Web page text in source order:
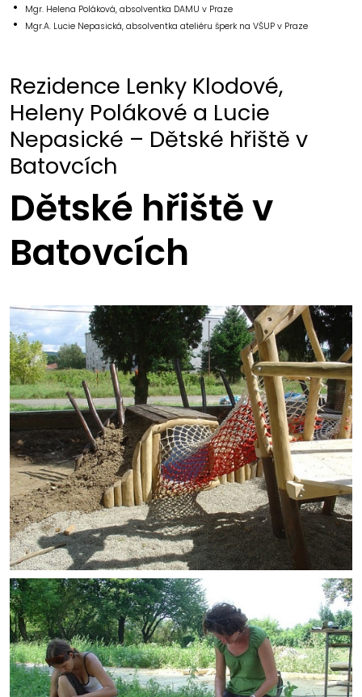
Mgr. Helena Poláková, absolventka DAMU v Praze
Mgr.A. Lucie Nepasická, absolventka ateliéru šperk na VŠUP v Praze
Rezidence Lenky Klodové,
Heleny Polákové a Lucie
Nepasické – Dětské hřiště v
Batovcích
Dětské hřiště v
Batovcích